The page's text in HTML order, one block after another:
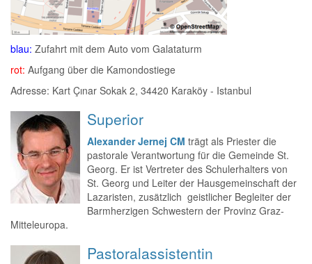
blau: Zufahrt mit dem Auto vom Galataturm
rot: Aufgang über die Kamondostiege
Adresse: Kart Çınar Sokak 2, 34420 Karaköy - Istanbul
Superior
Alexander Jernej CM trägt als Priester die
pastorale Verantwortung für die Gemeinde St.
Georg. Er ist Vertreter des Schulerhalters von
St. Georg und Leiter der Hausgemeinschaft der
Lazaristen, zusätzlich geistlicher Begleiter der
Barmherzigen Schwestern der Provinz Graz-
Mitteleuropa.
Pastoralassistentin